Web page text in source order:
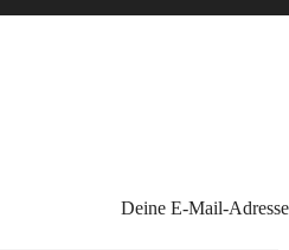
Deine E-Mail-